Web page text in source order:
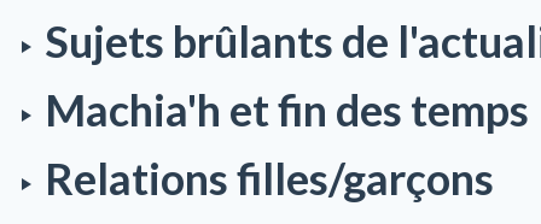
Sujets brûlants de
Machia'h et fin des temps
Relations filles/garçons